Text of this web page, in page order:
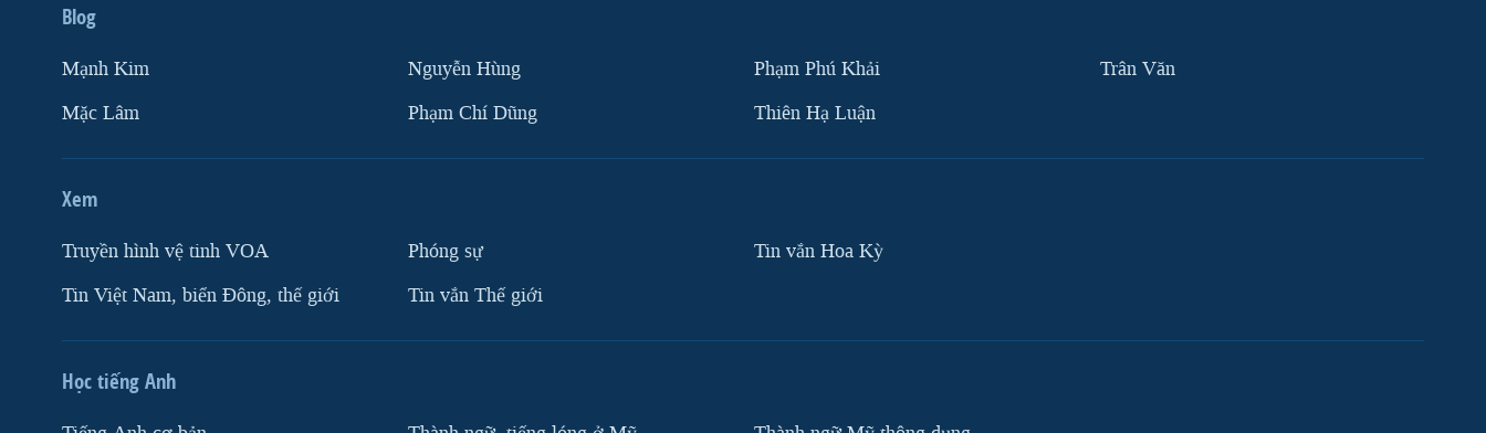
Blog
Mạnh Kim
Mặc Lâm
Nguyễn Hùng
Phạm Chí Dũng
Phạm Phú Khải
Thiên Hạ Luận
Trân Văn
Xem
Truyền hình vệ tinh VOA
Tin Việt Nam, biển Đông, thế giới
Phóng sự
Tin vắn Thế giới
Tin vắn Hoa Kỳ
Học tiếng Anh